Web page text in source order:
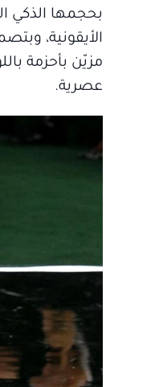
بحجمها الذكي
الأيقونية،
مزيّن بأحزمة
عصرية.